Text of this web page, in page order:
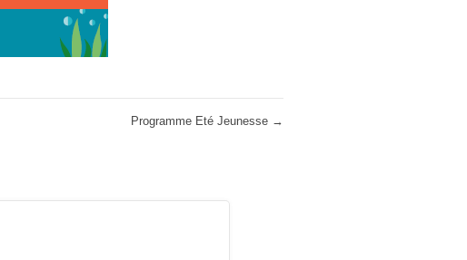
Programme Eté Jeunesse →